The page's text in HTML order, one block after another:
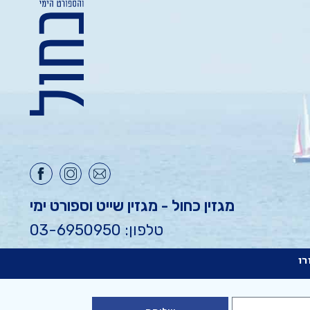
מגזין כחול - מגזין שייט וספורט ימי
טלפון: 03-6950950